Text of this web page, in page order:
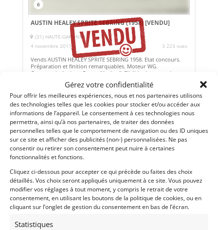
Gérez votre confidentialité
Pour offrir les meilleures expériences, nous et nos partenaires utilisons
des technologies telles que les cookies pour stocker et/ou accéder aux
informations de l’appareil. Le consentement à ces technologies nous
permettra, ainsi qu’à nos partenaires, de traiter des données
personnelles telles que le comportement de navigation ou des ID uniques
sur ce site et afficher des publicités (non-) personnalisées. Ne pas
consentir ou retirer son consentement peut nuire à certaines
fonctionnalités et fonctions.
Cliquez ci-dessous pour accepter ce qui précède ou faites des choix
détaillés. Vos choix seront appliqués uniquement à ce site. Vous pouvez
modifier vos réglages à tout moment, y compris le retrait de votre
consentement, en utilisant les boutons de la politique de cookies, ou en
cliquant sur l’onglet de gestion du consentement en bas de l’écran.
Statistiques
6
AUSTIN HEALEY SPRITE SEBRING (1958)[VENDU]
(31) HAUTE-GARONNE
4 novembre 2017
3 223 vues
Vends AUSTIN HEALEY SPRITE SEBRING 1958. Etat concours.
Préparation et finition remarquables. Moteur WG.
Carrosserie Andrew Foster "Archer". Eligible dans tous les
Vendu par : WG British Racing
22